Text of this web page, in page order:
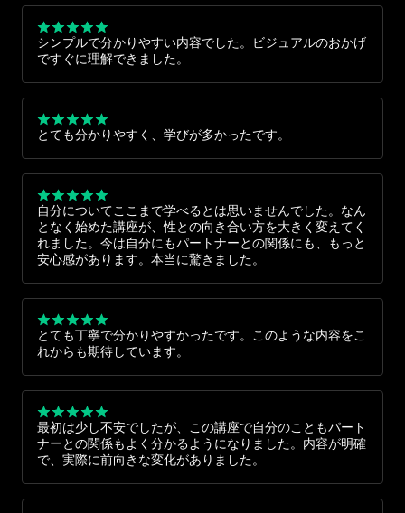
シンプルで分かりやすい内容でした。ビジュアルのおかげ
ですぐに理解できました。
とても分かりやすく、学びが多かったです。
自分についてここまで学べるとは思いませんでした。なん
となく始めた講座が、性との向き合い方を大きく変えてく
れました。今は自分にもパートナーとの関係にも、もっと
安心感があります。本当に驚きました。
とても丁寧で分かりやすかったです。このような内容をこ
れからも期待しています。
最初は少し不安でしたが、この講座で自分のこともパート
ナーとの関係もよく分かるようになりました。内容が明確
で、実際に前向きな変化がありました。